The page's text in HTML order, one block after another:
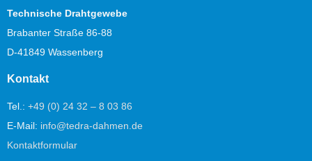
Technische Drahtgewebe
Brabanter Straße 86-88
D-41849 Wassenberg
Kontakt
Tel.: +49 (0) 24 32 – 8 03 86
E-Mail: info@tedra-dahmen.de
Kontaktformular